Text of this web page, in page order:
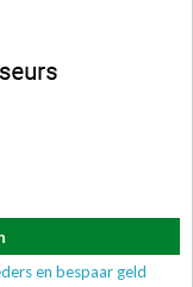
en bespaar geld